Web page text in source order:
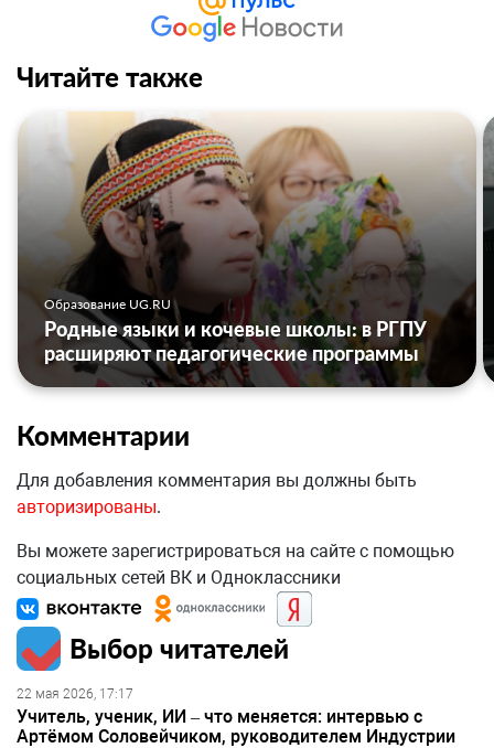
Читайте также
Образование UG.RU
Родные языки и кочевые школы: в РГПУ
расширяют педагогические программы
Комментарии
Для добавления комментария вы должны быть
авторизированы.
Вы можете зарегистрироваться на сайте с помощью
социальных сетей ВК и Одноклассники
Выбор читателей
22 мая 2026, 17:17
Учитель, ученик, ИИ – что меняется: интервью с
Артёмом Соловейчиком, руководителем Индустрии